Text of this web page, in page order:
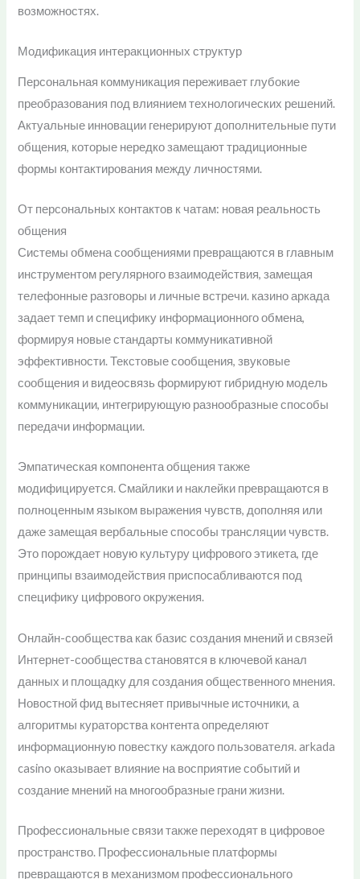
возможностях.
Модификация интеракционных структур
Персональная коммуникация переживает глубокие
преобразования под влиянием технологических решений.
Актуальные инновации генерируют дополнительные пути
общения, которые нередко замещают традиционные
формы контактирования между личностями.
От персональных контактов к чатам: новая реальность
общения
Системы обмена сообщениями превращаются в главным
инструментом регулярного взаимодействия, замещая
телефонные разговоры и личные встречи. казино аркада
задает темп и специфику информационного обмена,
формируя новые стандарты коммуникативной
эффективности. Текстовые сообщения, звуковые
сообщения и видеосвязь формируют гибридную модель
коммуникации, интегрирующую разнообразные способы
передачи информации.
Эмпатическая компонента общения также
модифицируется. Смайлики и наклейки превращаются в
полноценным языком выражения чувств, дополняя или
даже замещая вербальные способы трансляции чувств.
Это порождает новую культуру цифрового этикета, где
принципы взаимодействия приспосабливаются под
специфику цифрового окружения.
Онлайн-сообщества как базис создания мнений и связей
Интернет-сообщества становятся в ключевой канал
данных и площадку для создания общественного мнения.
Новостной фид вытесняет привычные источники, а
алгоритмы кураторства контента определяют
информационную повестку каждого пользователя. arkada
casino оказывает влияние на восприятие событий и
создание мнений на многообразные грани жизни.
Профессиональные связи также переходят в цифровое
пространство. Профессиональные платформы
превращаются в механизмом профессионального